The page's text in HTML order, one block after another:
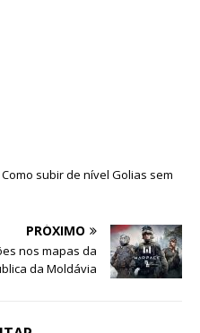
subir de nível Golias sem
PRÓXIMO
nos mapas da
da Moldávia